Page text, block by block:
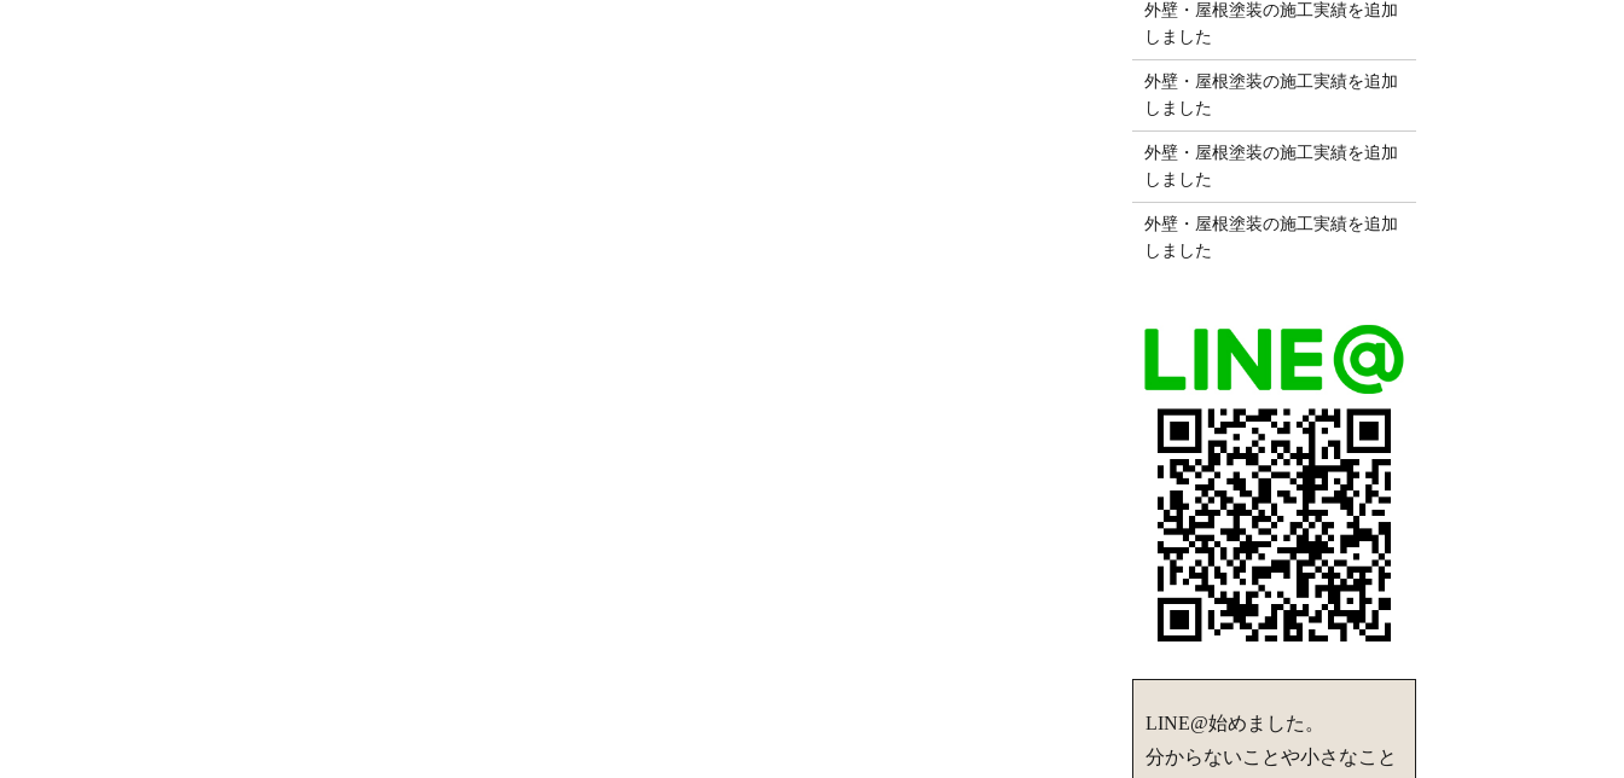
外壁・屋根塗装の施工実績を追加
しました
外壁・屋根塗装の施工実績を追加
しました
外壁・屋根塗装の施工実績を追加
しました
外壁・屋根塗装の施工実績を追加
しました
LINE@始めました。
分からないことや小さなこと